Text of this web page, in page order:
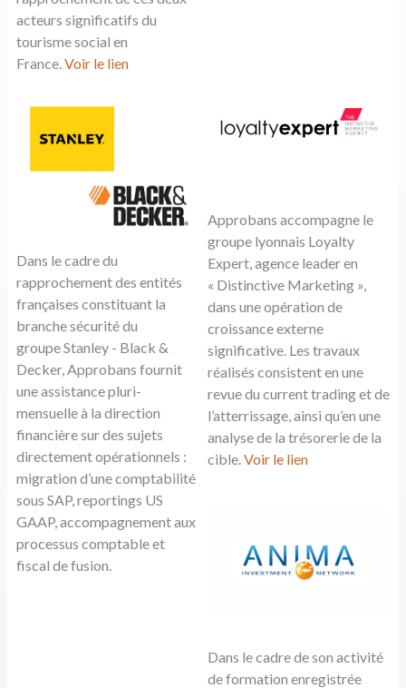
acteurs significatifs du
tourisme social en
France. Voir le lien
Dans le cadre du
rapprochement des entités
françaises constituant la
branche sécurité du
groupeStanley - Black &
Decker, Approbans fournit
une assistance pluri-
mensuelle à la direction
financière sur des sujets
directement opérationnels :
migration d’une comptabilité
sous SAP, reportings US
GAAP, accompagnement aux
processus comptable et
fiscal de fusion.
Approbans accompagne le
groupe lyonnais Loyalty
Expert, agence leader en
« Distinctive Marketing »,
dans une opération de
croissance externe
significative. Les travaux
réalisés consistent en une
revue du current trading et de
l’atterrissage, ainsi qu’en une
analyse de la trésorerie de la
cible.Voir le lien
Dans le cadre de son activité
de formation enregistrée